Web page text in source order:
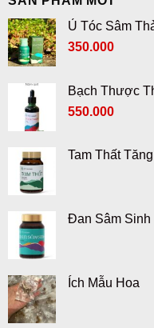
Ủ Tóc Sâm
350.000
Bạch Thược
550.000
Tam Thất
Đan Sâm Sinh
Ích Mẫu Hoa